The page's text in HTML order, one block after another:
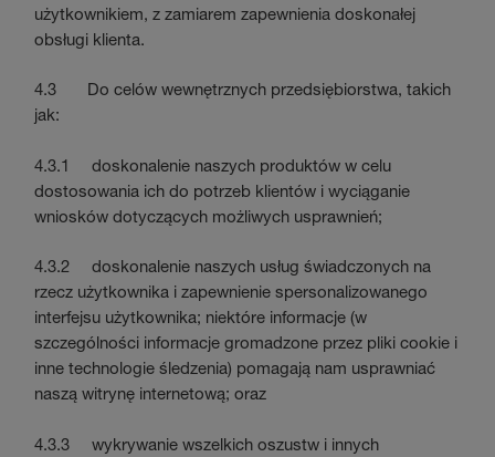
użytkownikiem, z zamiarem zapewnienia doskonałej
obsługi klienta.
4.3 Do celów wewnętrznych przedsiębiorstwa, takich
jak:
4.3.1 doskonalenie naszych produktów w celu
dostosowania ich do potrzeb klientów i wyciąganie
wniosków dotyczących możliwych usprawnień;
4.3.2 doskonalenie naszych usług świadczonych na
rzecz użytkownika i zapewnienie spersonalizowanego
interfejsu użytkownika; niektóre informacje (w
szczególności informacje gromadzone przez pliki cookie i
inne technologie śledzenia) pomagają nam usprawniać
naszą witrynę internetową; oraz
4.3.3 wykrywanie wszelkich oszustw i innych